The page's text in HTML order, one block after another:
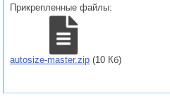
Прикрепленные файлы:
autosize-master.zip (10 Кб)